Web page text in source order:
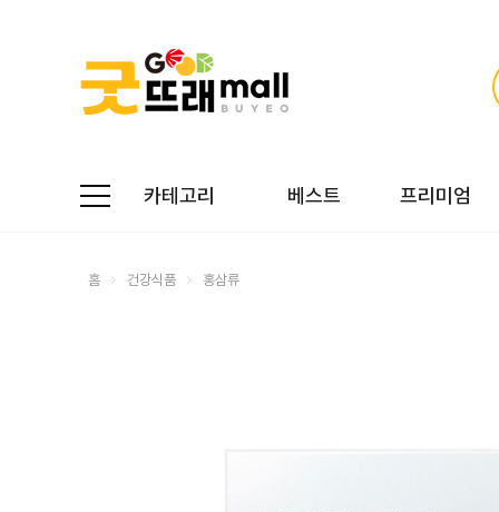
카테고리 베스트 프리미엄
홈 건강식품 홍삼류